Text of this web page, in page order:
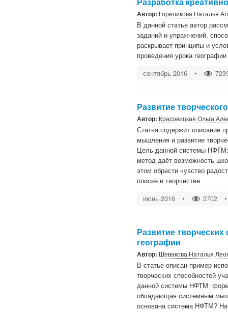
Автор: Гореликова Наталья
В данной статье автор
заданий и упражнений,
раскрывает принципы и
проведения урока
сентябрь 2016 •
Развитие
Автор: Красовицкая Ольга
Статья содержит описание
мышления и развитие
Цель данной системы
метод даёт возможность
этом обрести чувство
поиске и творчестве
июнь 2016 • 3702 •
Развитие
географии
Автор: Шевакова Наталья
В статье описан пример
творческих способностей
данной системы НФТМ:
обладающая системным
основана система НФТМ? На